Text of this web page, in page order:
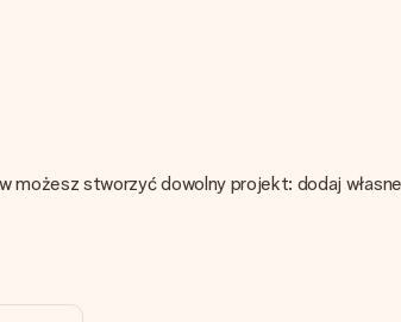
stworzyć dowolny projekt: dodaj